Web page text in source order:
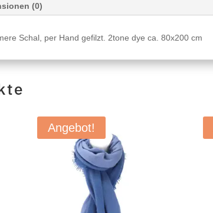
(0)
Schal, per Hand gefilzt. 2tone dye ca. 80x200 cm
Angebot!